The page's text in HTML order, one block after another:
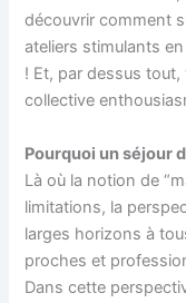
découvrir comment
ateliers stimulants
! Et, par dessus
collective
Pourquoi un séjour
Là où la notion de
limitations, la
larges horizons à
proches et
Dans cette